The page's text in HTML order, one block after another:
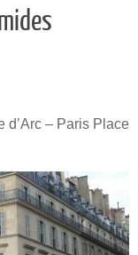
d’Arc – Paris Place